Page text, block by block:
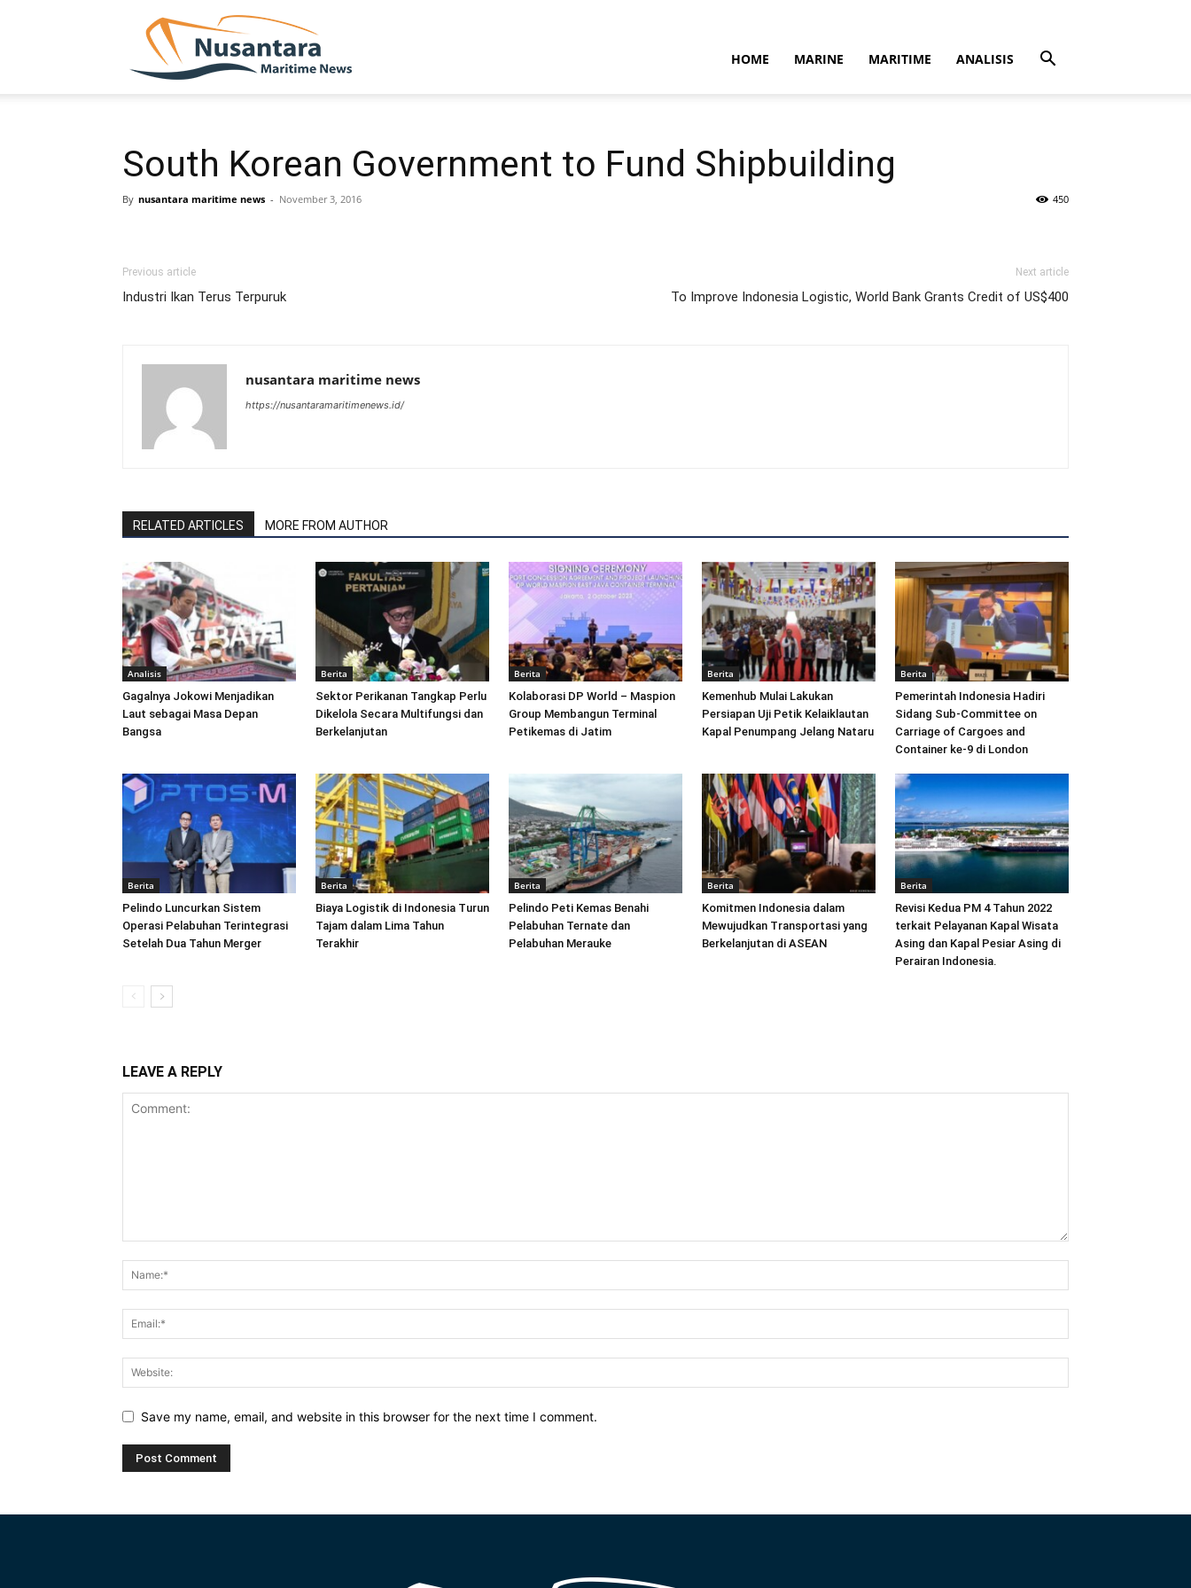
HOME MARINE MARITIME ANALISIS
South Korean Government to Fund Shipbuilding
By nusantara maritime news - November 3, 2016 450
Previous article
Industri Ikan Terus Terpuruk
Next article
To Improve Indonesia Logistic, World Bank Grants Credit of US$400
nusantara maritime news
https://nusantaramaritimenews.id/
RELATED ARTICLES MORE FROM AUTHOR
Analisis
Gagalnya Jokowi Menjadikan
Laut sebagai Masa Depan
Bangsa
Berita
Sektor Perikanan Tangkap Perlu
Dikelola Secara Multifungsi dan
Berkelanjutan
Berita
Kolaborasi DP World – Maspion
Group Membangun Terminal
Petikemas di Jatim
Berita
Kemenhub Mulai Lakukan
Persiapan Uji Petik Kelaiklautan
Kapal Penumpang Jelang Nataru
Berita
Pemerintah Indonesia Hadiri
Sidang Sub-Committee on
Carriage of Cargoes and
Container ke-9 di London
Berita
Pelindo Luncurkan Sistem
Operasi Pelabuhan Terintegrasi
Setelah Dua Tahun Merger
Berita
Biaya Logistik di Indonesia Turun
Tajam dalam Lima Tahun
Terakhir
Berita
Pelindo Peti Kemas Benahi
Pelabuhan Ternate dan
Pelabuhan Merauke
Berita
Komitmen Indonesia dalam
Mewujudkan Transportasi yang
Berkelanjutan di ASEAN
Berita
Revisi Kedua PM 4 Tahun 2022
terkait Pelayanan Kapal Wisata
Asing dan Kapal Pesiar Asing di
Perairan Indonesia.
LEAVE A REPLY
Save my name, email, and website in this browser for the next time I comment.